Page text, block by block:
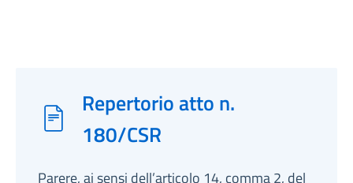
Repertorio atto n.
180/CSR
Parere, ai sensi dell’articolo 14, comma 2, del